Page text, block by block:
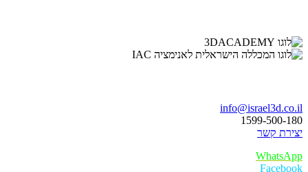
info@israel3d.co.il
1599-500-180
יצירת קשר
WhatsApp
Facebook